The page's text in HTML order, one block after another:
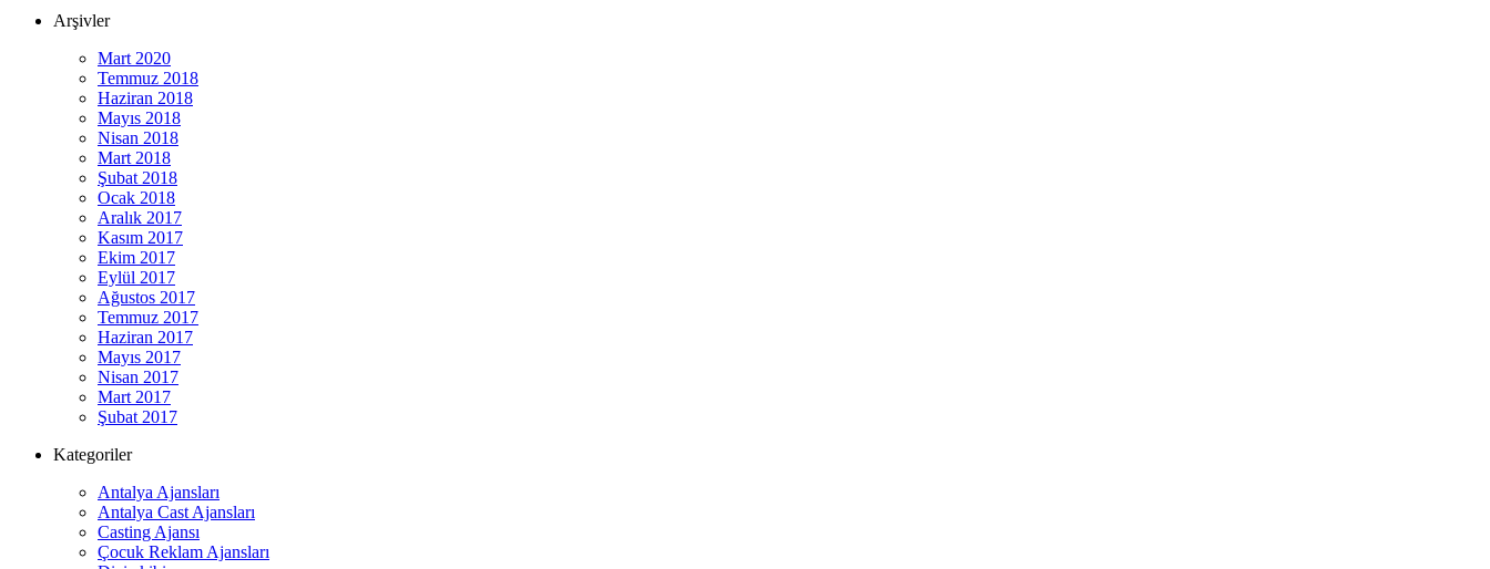
Arşivler
Mart 2020
Temmuz 2018
Haziran 2018
Mayıs 2018
Nisan 2018
Mart 2018
Şubat 2018
Ocak 2018
Aralık 2017
Kasım 2017
Ekim 2017
Eylül 2017
Ağustos 2017
Temmuz 2017
Haziran 2017
Mayıs 2017
Nisan 2017
Mart 2017
Şubat 2017
Kategoriler
Antalya Ajansları
Antalya Cast Ajansları
Casting Ajansı
Çocuk Reklam Ajansları